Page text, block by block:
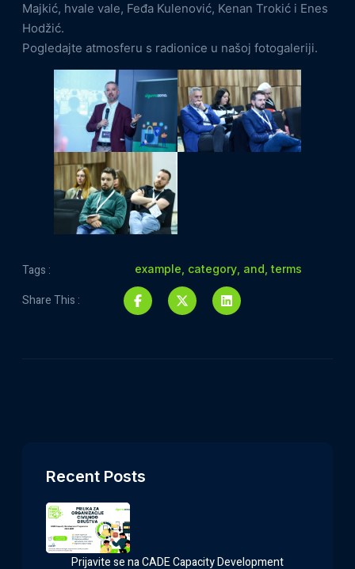
Majkić, hvale vale, Feđa Kulenović, Kenan Trokić i Enes
Hodžić.
Pogledajte atmosferu s radionice u našoj fotogaleriji.
Tags : example, category, and,terms
Share This :
Recent Posts
Prijavite se na CADE Capacity Development